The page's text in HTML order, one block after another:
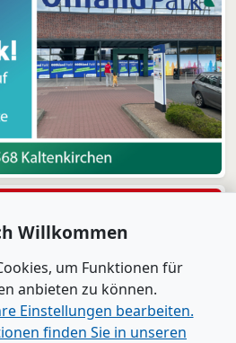
Willkommen
um Funktionen für
anbieten zu können.
Einstellungen bearbeiten.
finden Sie in unseren